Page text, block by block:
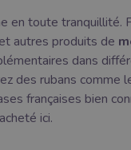
en toute tranquillité.
autres produits de
dans
des rubans
françaises bien
ici.